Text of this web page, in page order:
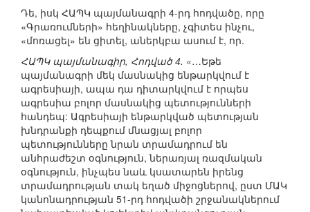
Դե, իսկ ՀԱՊԿ պայմանագրի 4-րդ հոդվածը, որը
«Գրառումների» հեղինակները, չգիտես ինչու,
«մոռացել» են ցիտել, աներկբա ասում է, որ.
ՀԱՊԿ պայմանագիր, Հոդված 4. «…Եթե
պայմանագրի մեկ մասնակից ենթարկվում է
ագրեսիայի, ապա դա դիտարկվում է որպես
ագրեսիա բոլոր մասնակից պետությունների
հանդեպ: Ագրեսիայի ենթարկված պետության
խնդրանքի դեպքում մնացյալ բոլոր
պետությունները նրան տրամադրում են
անհրաժեշտ օգնություն, ներառյալ ռազմական
օգնություն, ինչպես նաև կսատարեն իրենց
տրամադրության տակ եղած միջոցներով, ըստ ՄԱԿ
կանոնադրության 51-րդ հոդվածի շրջանակներում